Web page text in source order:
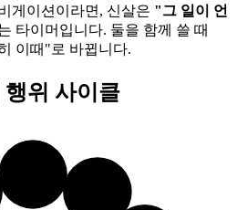
게이션이라면, 신살은 "그 일이 언
타이머입니다. 둘을 함께 쓸 때
이때"로 바뀝니다.
위 사이클